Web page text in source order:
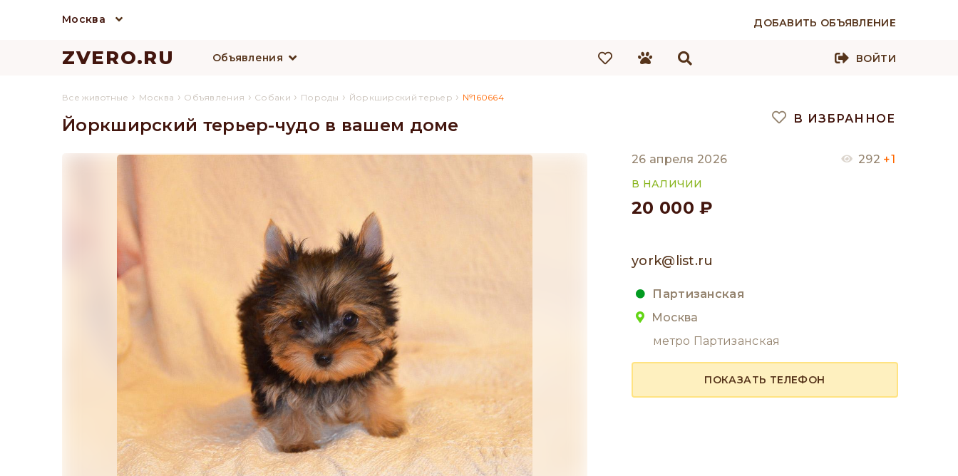
Москва ДОБАВИТЬ ОБЪЯВЛЕНИЕ
ZVERO.RU Объявления ВОЙТИ
Все животные › Москва › Объявления › Собаки › Породы › Йоркширский терьер › №160664
Йоркширский терьер-чудо в вашем доме В ИЗБРАННОЕ
26 апреля 2026 292 +1
В НАЛИЧИИ
20 000 ₽
york@list.ru
Партизанская
Москва
метро Партизанская
ПОКАЗАТЬ ТЕЛЕФОН